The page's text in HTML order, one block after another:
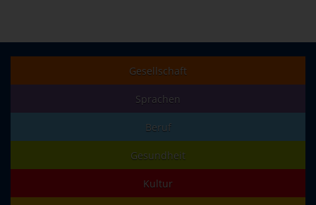
Gesellschaft
Sprachen
Beruf
Gesundheit
Kultur